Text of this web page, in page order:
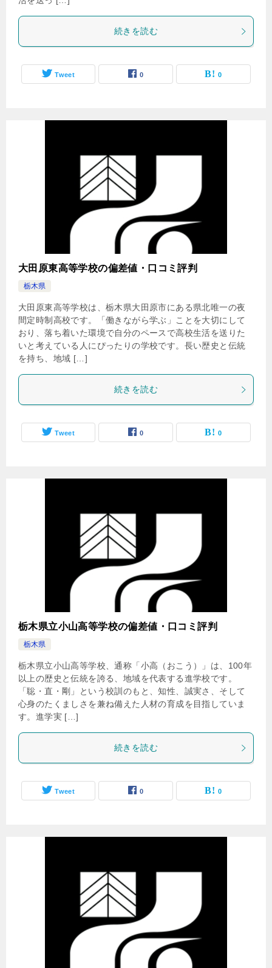
続きを読む
Tweet 0 0
大田原東高等学校の偏差値・口コミ評判
栃木県
大田原東高等学校は、栃木県大田原市にある県北唯一の夜
間定時制高校です。「働きながら学ぶ」ことを大切にして
おり、落ち着いた環境で自分のペースで高校生活を送りた
いと考えている人にぴったりの学校です。長い歴史と伝統
を持ち、地域 […]
続きを読む
Tweet 0 0
栃木県立小山高等学校の偏差値・口コミ評判
栃木県
栃木県立小山高等学校、通称「小高（おこう）」は、100年
以上の歴史と伝統を誇る、地域を代表する進学校です。
「聡・直・剛」という校訓のもと、知性、誠実さ、そして
心身のたくましさを兼ね備えた人材の育成を目指していま
す。進学実 […]
続きを読む
Tweet 0 0